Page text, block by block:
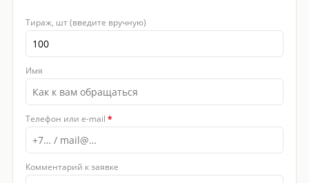
Тираж, шт (введите вручную)
Имя
Телефон или e-mail *
Комментарий к заявке